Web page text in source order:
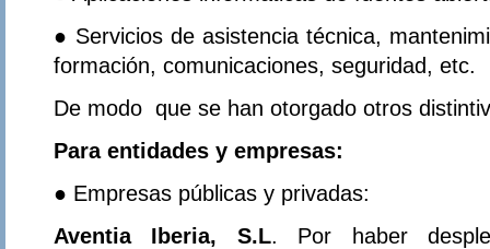
● Servicios de asistencia técnica,
formación, comunicaciones, seguridad, etc.
De modo que se han otorgado otros
Para entidades y empresas:
● Empresas públicas y privadas:
Aventia Iberia, S.L. Por haber